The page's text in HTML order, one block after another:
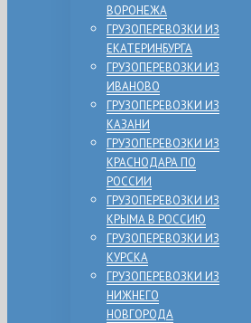
ВОРОНЕЖА
ГРУЗОПЕРЕВОЗКИ ИЗ
ЕКАТЕРИНБУРГА
ГРУЗОПЕРЕВОЗКИ ИЗ
ИВАНОВО
ГРУЗОПЕРЕВОЗКИ ИЗ
КАЗАНИ
ГРУЗОПЕРЕВОЗКИ ИЗ
КРАСНОДАРА ПО
РОССИИ
ГРУЗОПЕРЕВОЗКИ ИЗ
КРЫМА В РОССИЮ
ГРУЗОПЕРЕВОЗКИ ИЗ
КУРСКА
ГРУЗОПЕРЕВОЗКИ ИЗ
НИЖНЕГО
НОВГОРОДА